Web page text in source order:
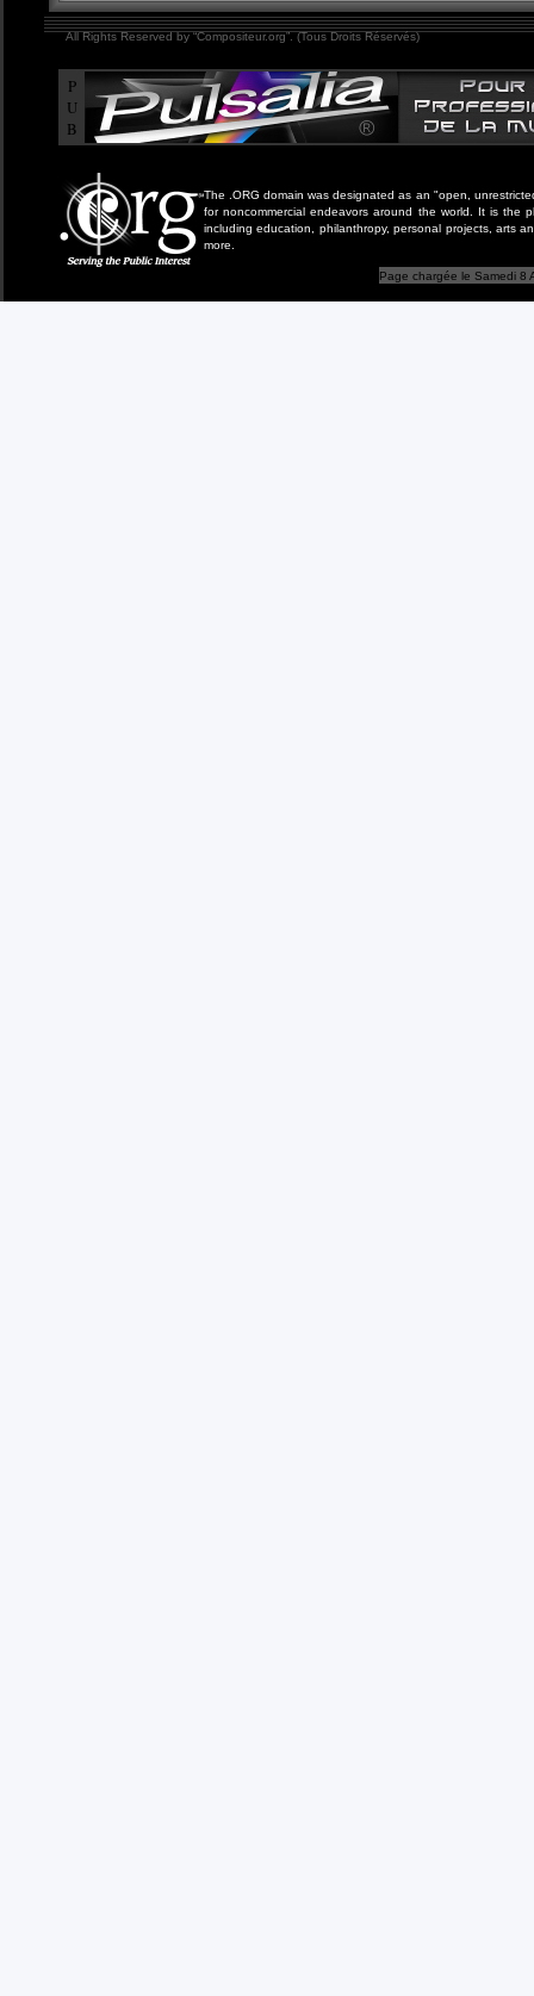
All Rights Reserved by “Compositeur.org”. (Tous Droits Réservés)
P
U
B
The .ORG domain was designated as an "open,
for noncommercial endeavors around the world. It is the
including education, philanthropy, personal projects, arts
more.
Page chargée le Samedi 8